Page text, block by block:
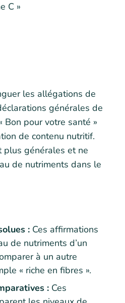
C »
les allégations de
générales de
Bon pour votre santé »
de contenu nutritif.
plus générales et ne
de nutriments dans le
: Ces affirmations
de nutriments d’un
à un autre
« riche en fibres ».
: Ces